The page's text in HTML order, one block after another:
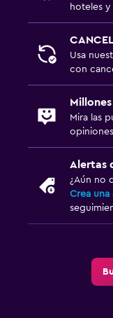
hoteles
Usa
con
Mira las
Alertas
¿Aún no
Crea